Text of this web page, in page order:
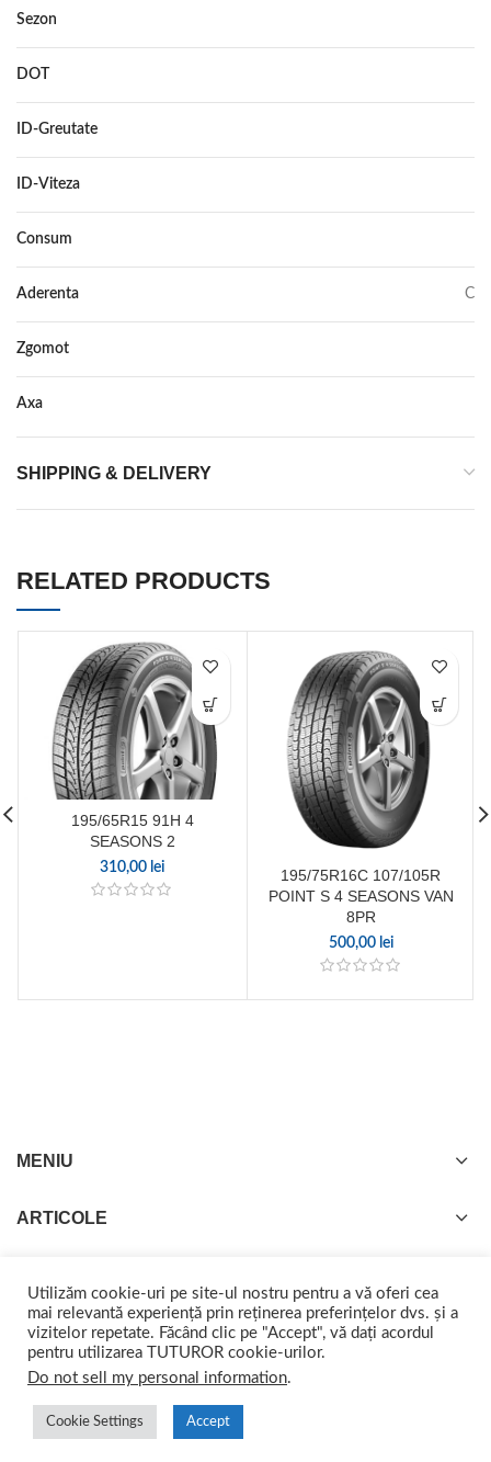
Sezon
DOT
ID-Greutate
ID-Viteza
Consum
Aderenta C
Zgomot
Axa
SHIPPING & DELIVERY
RELATED PRODUCTS
195/65R15 91H 4
SEASONS 2
310,00 lei
195/75R16C 107/105R
POINT S 4 SEASONS VAN
8PR
500,00 lei
MENIU
ARTICOLE
GISTEL 2022 CREATED BYweb-marketing.ro. Împreună ajungem departe.
Utilizăm cookie-uri pe site-ul nostru pentru a vă oferi cea
mai relevantă experiență prin reținerea preferințelor dvs. și a
vizitelor repetate. Făcând clic pe "Accept", vă dați acordul
pentru utilizarea TUTUROR cookie-urilor.
Do not sell my personal information.
Cookie Settings Accept
0